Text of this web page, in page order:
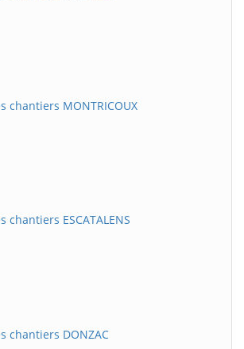
chantiers MONTRICOUX
chantiers ESCATALENS
chantiers DONZAC